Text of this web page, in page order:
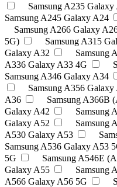
Samsung A235 Galaxy
Samsung A245 Galaxy A24
Samsung A266 Galaxy
5G)
Samsung A315
Galaxy A32
Samsung
A336 Galaxy A33 4G
Samsung A346 Galaxy A34
Samsung A356 Galaxy
A36
Samsung A366B
Galaxy A42
Samsung
Galaxy A52
Samsung
A530 Galaxy A53
Samsung A536 Galaxy A53
5G
Samsung A546E
Galaxy A55
Samsung
A566 Galaxy A56 5G